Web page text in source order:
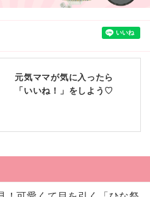
元気ママが気に入ったら
「いいね！」をしよう♡